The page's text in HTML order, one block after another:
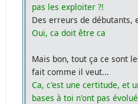
pas les exploiter ?!
Des erreurs de débutants,
Oui, ca doit être ca
Mais bon, tout ça ce sont
fait comme il veut...
Ca, c'est une certitude, et
bases à toi n'ont pas